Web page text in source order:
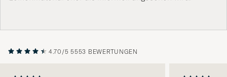
4.70/5 5553 BEWERTUNGEN